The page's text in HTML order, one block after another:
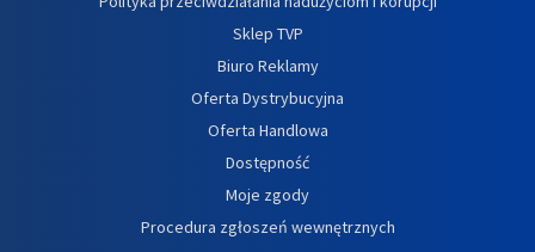
Sklep TVP
Biuro Reklamy
Oferta Dystrybucyjna
Oferta Handlowa
Dostępność
Moje zgody
Procedura zgłoszeń wewnętrznych